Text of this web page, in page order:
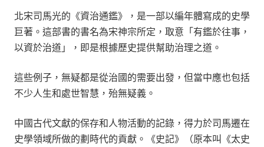
北宋司馬光的《資治通鑑》，是一部以編年體寫成的史學
巨著。這部書的書名為宋神宗所定，取意「有鑑於往事，
以資於治道」，即是根據歷史提供幫助治理之道。
這些例子，無疑都是從治國的需要出發，但當中應也包括
不少人生和處世智慧，殆無疑義。
中國古代文獻的保存和人物活動的記錄，得力於司馬遷在
史學領域所做的劃時代的貢獻。《史記》（原本叫《太史